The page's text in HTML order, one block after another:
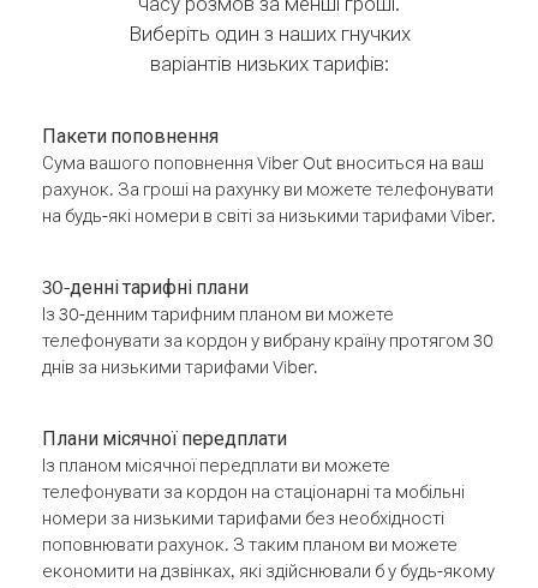
Виберіть один з наших гнучких
варіантів низьких тарифів:
Пакети поповнення
Сума вашого поповнення Viber Out вноситься на ваш
рахунок. За гроші на рахунку ви можете телефонувати
на будь-які номери в світі за низькими тарифами Viber.
30-денні тарифні плани
Із 30-денним тарифним планом ви можете
телефонувати за кордон у вибрану країну протягом 30
днів за низькими тарифами Viber.
Плани місячної передплати
Із планом місячної передплати ви можете
телефонувати за кордон на стаціонарні та мобільні
номери за низькими тарифами без необхідності
поповнювати рахунок. З таким планом ви можете
економити на дзвінках, які здійснювали б у будь-якому